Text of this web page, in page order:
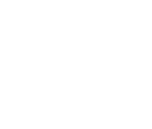
Pete
talesperson Karoline